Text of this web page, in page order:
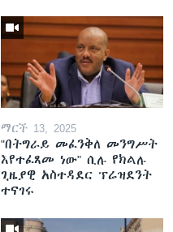
ማርች 13, 2025
"በትግራይ መፈንቅለ መንግሥት
እየተፈጸመ ነው" ሲሉ የክልሉ
ጊዜያዊ አስተዳደር ፕሬዝደንት
ተናገሩ